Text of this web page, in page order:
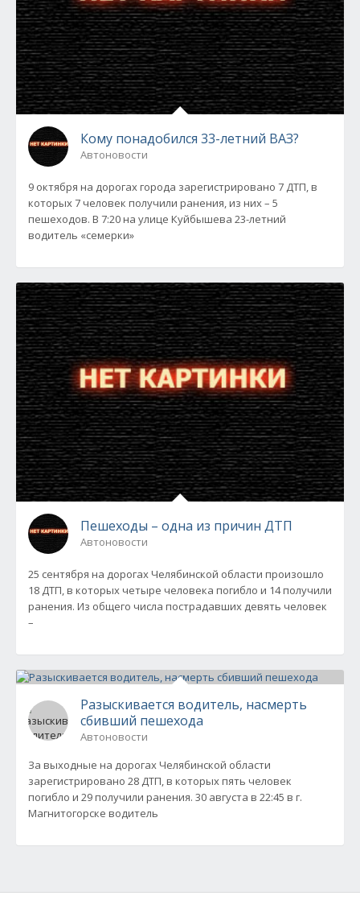
Кому понадобился 33-летний ВАЗ?
Автоновости
9 октября на дорогах города зарегистрировано 7 ДТП, в
которых 7 человек получили ранения, из них – 5
пешеходов. В 7:20 на улице Куйбышева 23-летний
водитель «семерки»
Пешеходы – одна из причин ДТП
Автоновости
25 сентября на дорогах Челябинской области произошло
18 ДТП, в которых четыре человека погибло и 14 получили
ранения. Из общего числа пострадавших девять человек
–
Разыскивается водитель, насмерть
сбивший пешехода
Автоновости
За выходные на дорогах Челябинской области
зарегистрировано 28 ДТП, в которых пять человек
погибло и 29 получили ранения. 30 августа в 22:45 в г.
Магнитогорске водитель